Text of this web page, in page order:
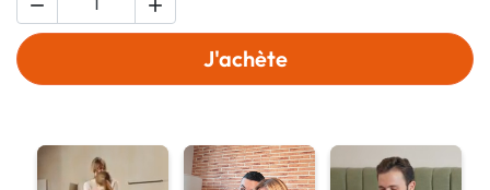
 
J'achète